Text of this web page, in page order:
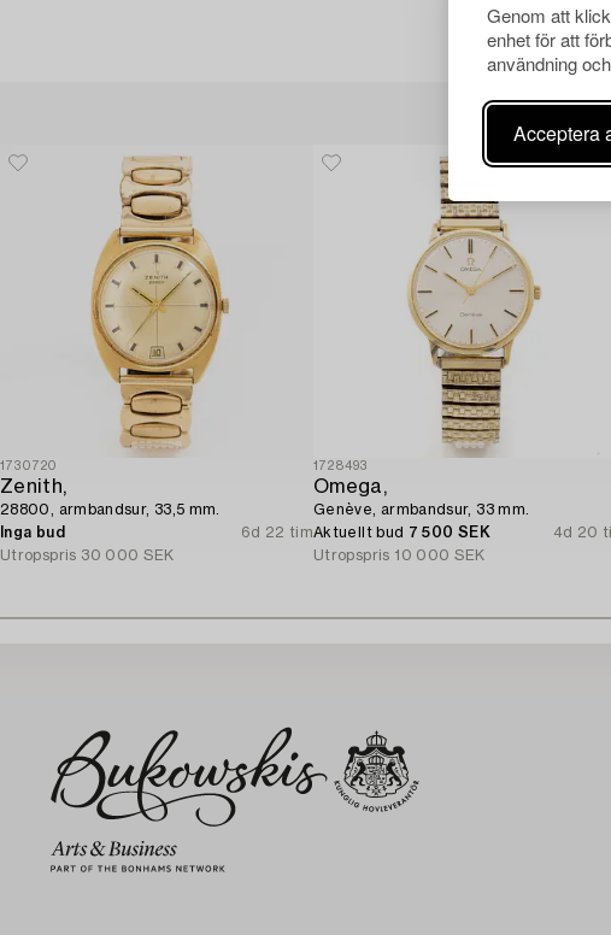
Genom att
enhet för att
användning
Acceptera
1730720
Zenith,
28800, armbandsur, 33,5 mm.
Inga bud
6d 22 tim
Utropspris 30 000 SEK
1728493
Omega,
Genève, armbandsur, 33 mm.
Aktuellt bud 7 500 SEK
4d 20
Utropspris 10 000 SEK